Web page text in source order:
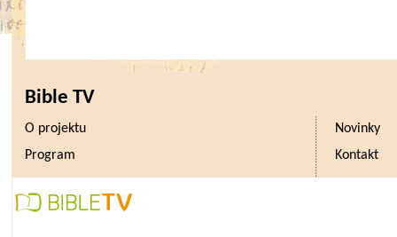
Bible TV
O projektu
Novinky
Program
Kontakt